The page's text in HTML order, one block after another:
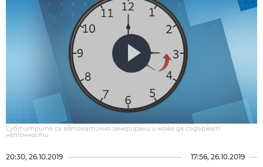
Субтитрите са автоматично генерирани и може да съдържат
неточности.
20:30, 26.10.2019 17:56, 26.10.2019